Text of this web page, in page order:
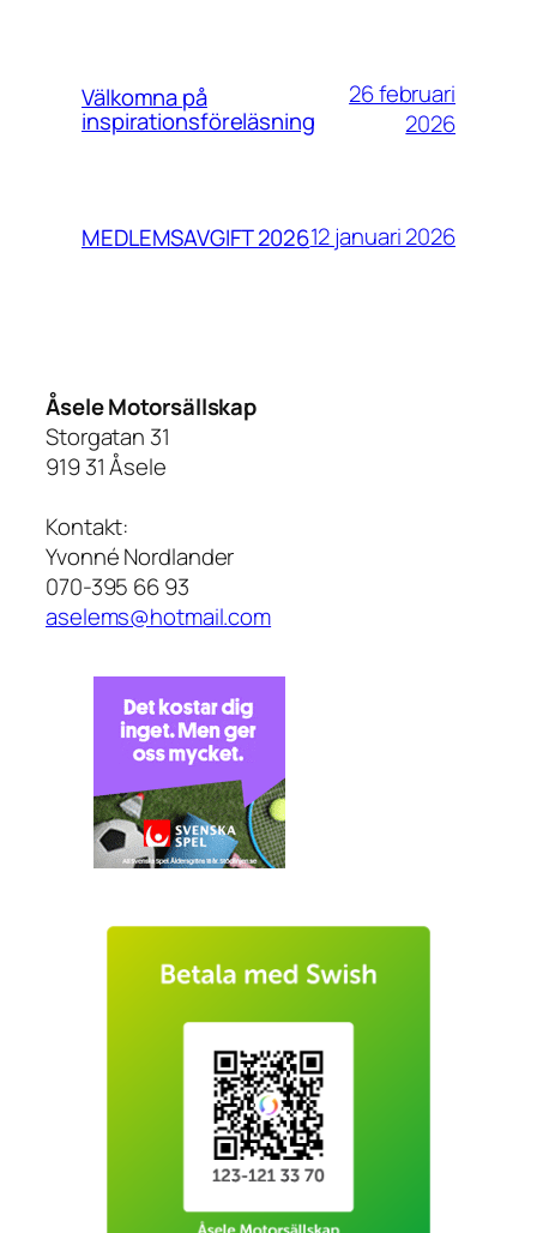
Välkomna på
inspirationsföreläsning
26 februari
2026
MEDLEMSAVGIFT 202612 januari 2026
Åsele Motorsällskap
Storgatan 31
919 31 Åsele
Kontakt:
Yvonné Nordlander
070-395 66 93
aselems@hotmail.com